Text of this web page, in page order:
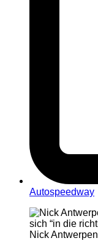
Autospeedway
Nick Antwerpen